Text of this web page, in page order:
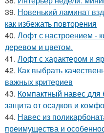
39. Новенький ламинат
как избежать повторения
40. Лофт с настроением -
деревом и цветом.
41. Лофт с характером и
42. Как выбрать
важных критериев
43. Компактный навес для
защита от осадков и
44. Навес из
преимущества и